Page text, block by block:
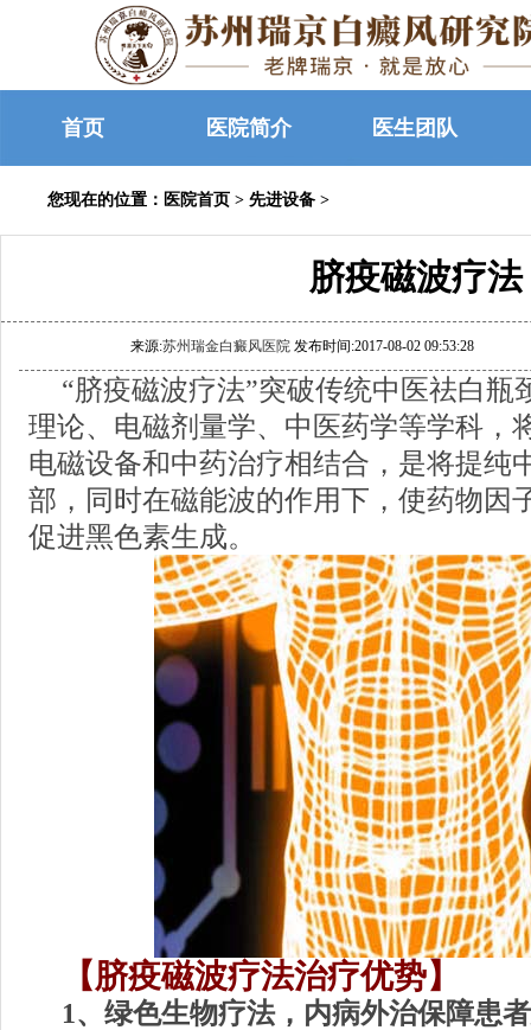
首页 医院简介 医生团队
您现在的位置： 医院首页 > 先进设备 >
脐疫磁波疗法
来源:苏州瑞金白癜风医院 发布时间:2017-08-02 09:53:28
“脐疫磁波疗法”突破传统中医祛白瓶
理论、电磁剂量学、中医药学等学科，
电磁设备和中药治疗相结合，是将提纯
部，同时在磁能波的作用下，使药物因
促进黑色素生成。
【脐疫磁波疗法治疗优势】
1、绿色生物疗法，内病外治保障患